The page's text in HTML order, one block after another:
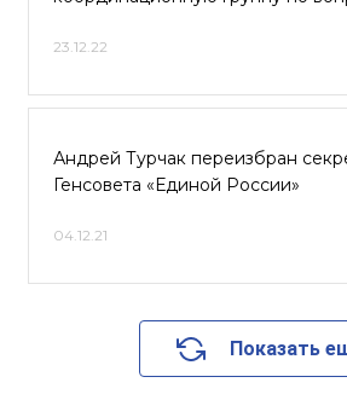
23.12.22
Андрей Турчак переизбран
Генсовета «Единой России»
04.12.21
Показать